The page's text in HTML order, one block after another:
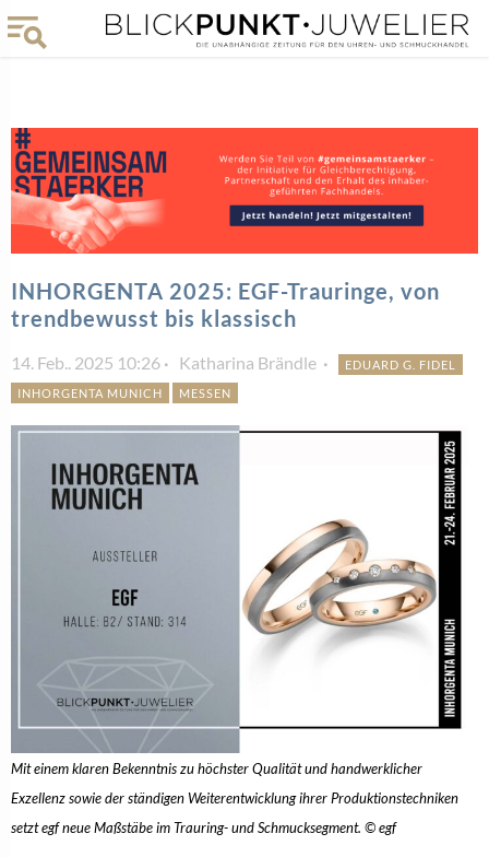
INHORGENTA 2025: EGF-Trauringe, von
trendbewusst bis klassisch
14. Feb.. 2025 10:26 Katharina Brändle
EDUARD G. FIDEL
INHORGENTA MUNICH
MESSEN
Mit einem klaren Bekenntnis zu höchster Qualität und handwerklicher
Exzellenz sowie der ständigen Weiterentwicklung ihrer Produktionstechniken
setzt egf neue Maßstäbe im Trauring- und Schmucksegment. © egf